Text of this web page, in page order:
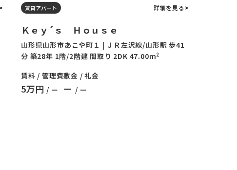
賃貸アパート 詳細を見る
Ｋｅｙ´ｓ Ｈｏｕｓｅ
山形県山形市あこや町１ | ＪＲ左沢線/山形駅 歩41
分 築28年 1階/2階建 間取り 2DK 47.00m2
賃料 / 管理費
5万円 / ー
敷金 / 礼金
ー / ー